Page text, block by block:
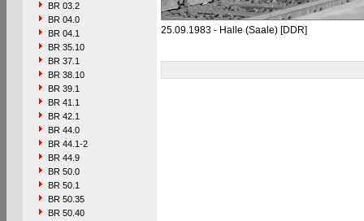
BR 03.2
BR 04.0
BR 04.1
BR 35.10
BR 37.1
BR 38.10
BR 39.1
BR 41.1
BR 42.1
BR 44.0
BR 44.1-2
BR 44.9
BR 50.0
BR 50.1
BR 50.35
BR 50.40
25.09.1983 - Halle (Saale) [DDR]